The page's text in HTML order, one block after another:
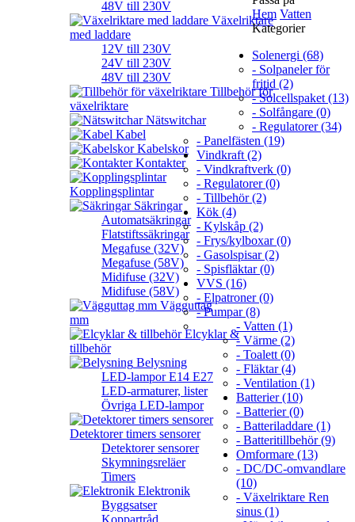
48V till 230V
Växelriktare
med laddare
12V till 230V
24V till 230V
48V till 230V
Tillbehör för
växelriktare
Nätswitchar
Kabel
Kabelskor
Kontakter
Kopplingsplintar
Säkringar
Automatsäkringar
Flatstiftssäkringar
Megafuse (32V)
Megafuse (58V)
Midifuse (32V)
Midifuse (58V)
Vägguttag
mm
Elcyklar &
tillbehör
Belysning
LED-lampor E14 E27
LED-armaturer, lister
Övriga LED-lampor
Detektorer timers sensorer
Detektorer sensorer
Skymningsreläer
Timers
Elektronik
Byggsatser
Koppartråd
Hem Vatten
Kategorier
Solenergi (68)
- Solpaneler för
fritid (2)
- Solcellspaket (13)
- Solfångare (0)
- Regulatorer (34)
- Panelfästen (19)
Vindkraft (2)
- Vindkraftverk (0)
- Regulatorer (0)
- Tillbehör (2)
Kök (4)
- Kylskåp (2)
- Frys/kylboxar (0)
- Gasolspisar (2)
- Spisfläktar (0)
VVS (16)
- Elpatroner (0)
- Pumpar (8)
- Vatten (1)
- Värme (2)
- Toalett (0)
- Fläktar (4)
- Ventilation (1)
Batterier (10)
- Batterier (0)
- Batteriladdare (1)
- Batteritillbehör (9)
Omformare (13)
- DC/DC-omvandlare
(10)
- Växelriktare Ren
sinus (1)